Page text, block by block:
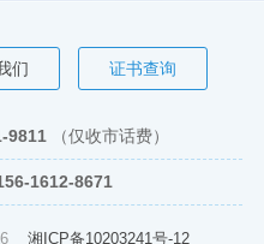
们 证书查询
9811 （仅收市话费）
1612-8671
湘ICP备10203241号-12